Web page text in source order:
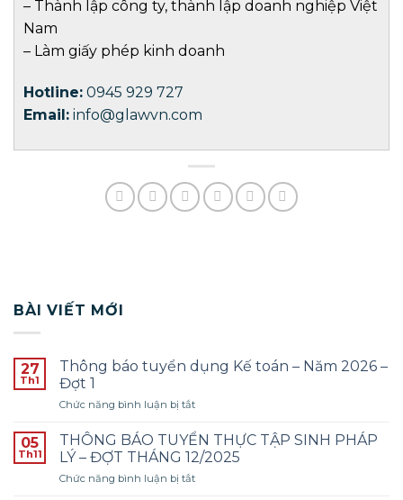
– Thành lập công ty, thành lập doanh nghiệp Việt
Nam
– Làm giấy phép kinh doanh
Hotline: 0945 929 727
Email: info@glawvn.com
BÀI VIẾT MỚI
27
Th1
Thông báo tuyển dụng Kế toán – Năm 2026 –
Đợt 1
Chức năng bình luận bị tắtở
báo
tuyển
dụng
Kế
05
Th11
THÔNG BÁO TUYỂN THỰC TẬP SINH PHÁP
LÝ – ĐỢT THÁNG 12/2025
Chức năng bình luận bị tắtở